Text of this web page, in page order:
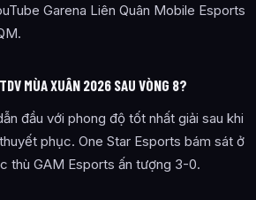
Garena Liên Quân Mobile Esports
MÙA XUÂN 2026 SAU VÒNG 8?
đầu với phong độ tốt nhất giải sau khi
phục. One Star Esports bám sát ở
thù GAM Esports ấn tượng 3-0.